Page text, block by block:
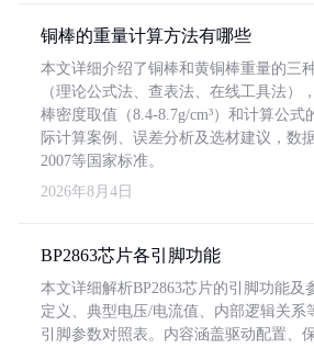
铜棒的重量计算方法有哪些
本文详细介绍了铜棒和黄铜棒重量的三
（理论公式法、查表法、在线工具法）
棒密度取值（8.4-8.7g/cm³）和计算公式
际计算案例、误差分析及选材建议，数
2007等国家标准。
2026年8月4日
BP2863芯片各引脚功能
本文详细解析BP2863芯片的引脚功能及
定义、典型电压/电流值、内部逻辑关系
引脚参数对照表。内容涵盖驱动配置、